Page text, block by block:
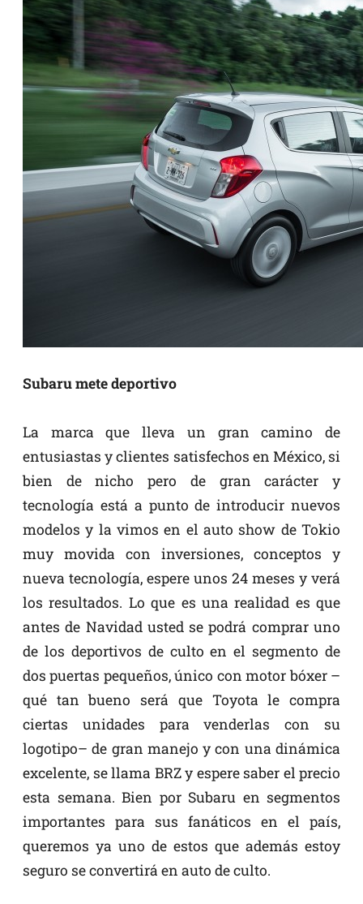
Subaru mete deportivo
La marca que lleva un gran camino de
entusiastas y clientes satisfechos en México, si
bien de nicho pero de gran carácter y
tecnología está a punto de introducir nuevos
modelos y la vimos en el auto show de Tokio
muy movida con inversiones, conceptos y
nueva tecnología, espere unos 24 meses y verá
los resultados. Lo que es una realidad es que
antes de Navidad usted se podrá comprar uno
de los deportivos de culto en el segmento de
dos puertas pequeños, único con motor bóxer –
qué tan bueno será que Toyota le compra
ciertas unidades para venderlas con su
logotipo– de gran manejo y con una dinámica
excelente, se llama BRZ y espere saber el precio
esta semana. Bien por Subaru en segmentos
importantes para sus fanáticos en el país,
queremos ya uno de estos que además estoy
seguro se convertirá en auto de culto.